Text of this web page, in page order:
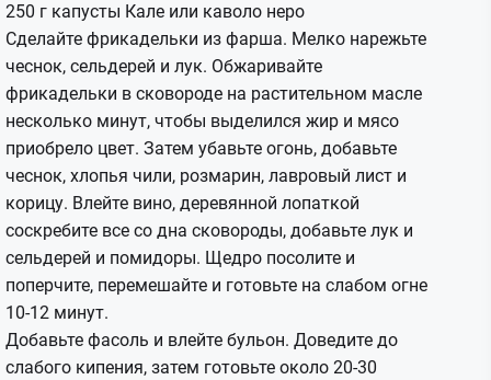
250 г капусты Кале или каволо неро
Сделайте фрикадельки из фарша. Мелко нарежьте
чеснок, сельдерей и лук. Обжаривайте
фрикадельки в сковороде на растительном масле
несколько минут, чтобы выделился жир и мясо
приобрело цвет. Затем убавьте огонь, добавьте
чеснок, хлопья чили, розмарин, лавровый лист и
корицу. Влейте вино, деревянной лопаткой
соскребите все со дна сковороды, добавьте лук и
сельдерей и помидоры. Щедро посолите и
поперчите, перемешайте и готовьте на слабом огне
10-12 минут.
Добавьте фасоль и влейте бульон. Доведите до
слабого кипения, затем готовьте около 20-30